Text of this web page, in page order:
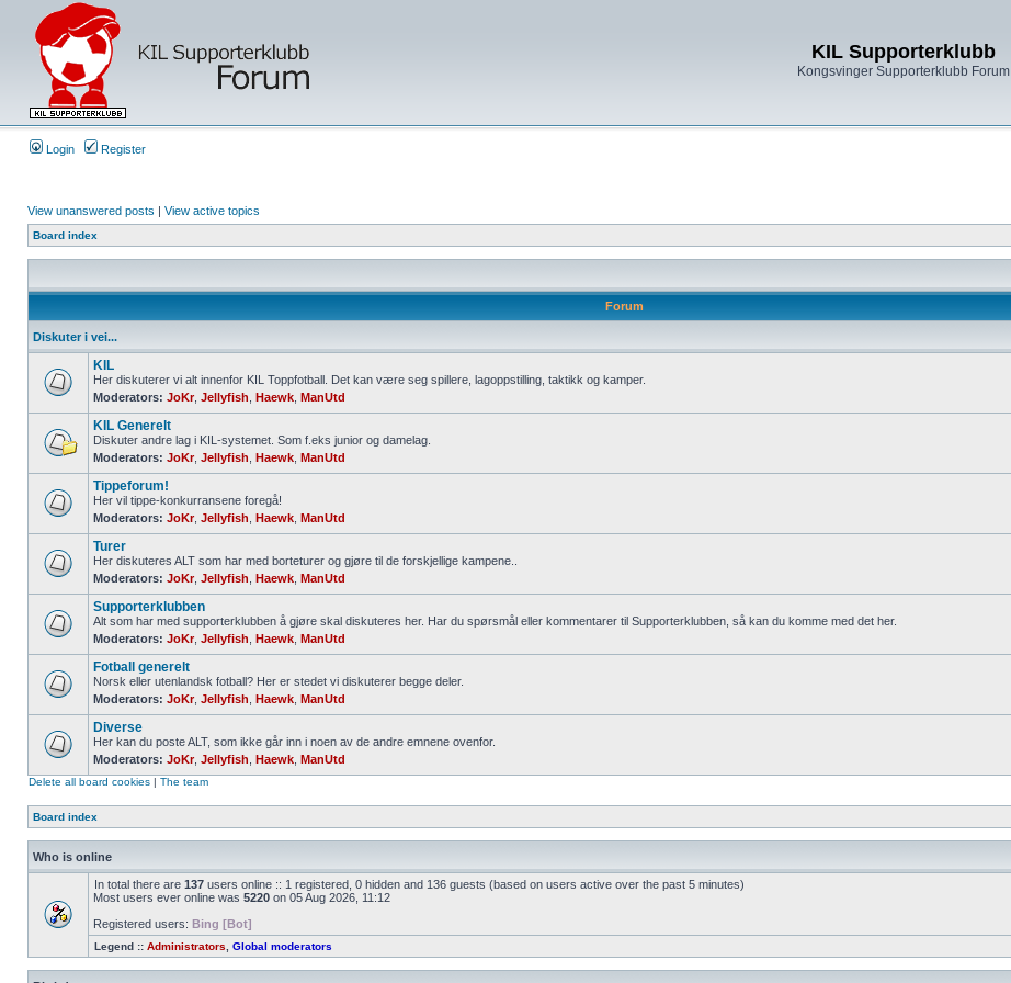
KIL Supporterklubb
Kongsvinger Supporterklubb Forum
Login Register
View unanswered posts | View active topics
Board index
Forum
Diskuter i vei...
KIL
Her diskuterer vi alt innenfor KIL Toppfotball. Det kan være seg spillere, lagoppstilling, taktikk og kamper.
Moderators: JoKr, Jellyfish Haewk ManUtd
KIL Generelt
Diskuter andre lag i KIL-systemet. Som f.eks junior og damelag.
Moderators: JoKr, Jellyfish Haewk ManUtd
Tippeforum!
Her vil tippe-konkurransene foregå!
Moderators: JoKr, Jellyfish Haewk ManUtd
Turer
Her diskuteres ALT som har med borteturer og gjøre til de forskjellige kampene..
Moderators: JoKr, Jellyfish Haewk ManUtd
Supporterklubben
Alt som har med supporterklubben å gjøre skal diskuteres her. Har du spørsmål eller kommentarer til Supporterklubben, så kan du komme med det her.
Moderators: JoKr, Jellyfish Haewk ManUtd
Fotball generelt
Norsk eller utenlandsk fotball? Her er stedet vi diskuterer begge deler.
Moderators: JoKr, Jellyfish Haewk ManUtd
Diverse
Her kan du poste ALT, som ikke går inn i noen av de andre emnene ovenfor.
Moderators: JoKr, Jellyfish Haewk ManUtd
Delete all board cookies | The team
Board index
Who is online
In total there are 137 users online :: 1 registered, 0 hidden and 136 guests (based on users active over the past 5 minutes)
Most users ever online was 5220 on 05 Aug 2026, 11:12
Registered users: Bing [Bot]
Legend :: Administrators Global moderators